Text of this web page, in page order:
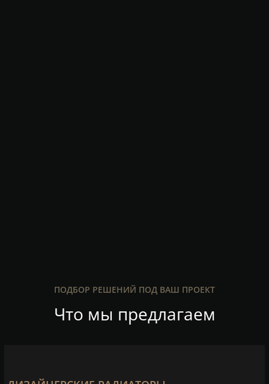
ПОДБОР РЕШЕНИЙ ПОД ВАШ ПРОЕКТ
Что мы предлагаем